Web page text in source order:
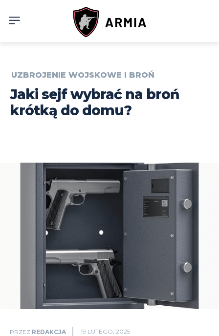
UZBROJENIE WOJSKOWE I BROŃ
Jaki sejf wybrać na broń
krótką do domu?
PRZEZ REDAKCJA 19 LUTEGO, 2025